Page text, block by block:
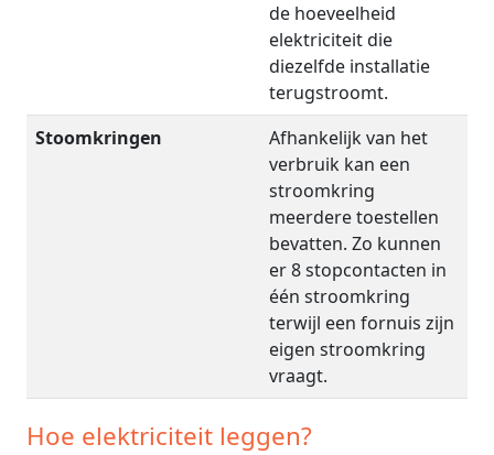
de hoeveelheid
elektriciteit die
diezelfde installatie
terugstroomt.
Stoomkringen
Afhankelijk van het
verbruik kan een
stroomkring
meerdere toestellen
bevatten. Zo kunnen
er 8 stopcontacten in
één stroomkring
terwijl een fornuis zijn
eigen stroomkring
vraagt.
Hoe elektriciteit leggen?